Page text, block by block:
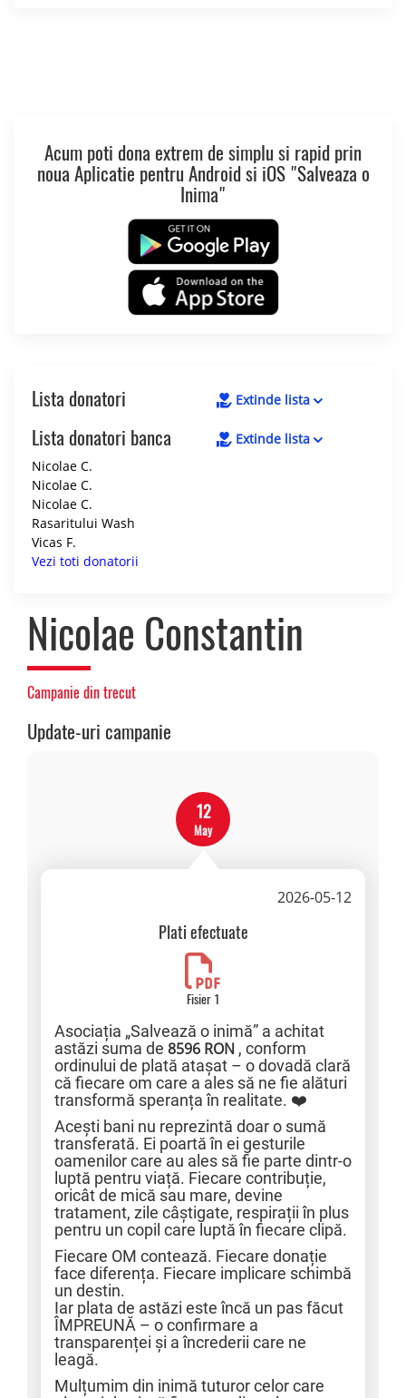
Acum poti dona extrem de simplu si rapid prin
noua Aplicatie pentru Android si iOS "Salveaza o
Inima"
Lista donatori Extinde lista
Lista donatori banca
Extinde lista
Nicolae C.
Nicolae C.
Nicolae C.
Rasaritului Wash
Vicas F.
Vezi toti donatorii
Nicolae Constantin
Campanie din trecut
Update-uri campanie
12
May
2026-05-12
Plati efectuate
Fisier 1
Asociația „Salvează o inimă” a achitat
astăzi suma de 8596 RON , conform
ordinului de plată atașat – o dovadă clară
că fiecare om care a ales să ne fie alături
transformă speranța în realitate. ❤️
Acești bani nu reprezintă doar o sumă
transferată. Ei poartă în ei gesturile
oamenilor care au ales să fie parte dintr-o
luptă pentru viață. Fiecare contribuție,
oricât de mică sau mare, devine
tratament, zile câștigate, respirații în plus
pentru un copil care luptă în fiecare clipă.
Fiecare OM contează. Fiecare donație
face diferența. Fiecare implicare schimbă
un destin.
Iar plata de astăzi este încă un pas făcut
ÎMPREUNĂ – o confirmare a
transparenței și a încrederii care ne
leagă.
Mulțumim din inimă tuturor celor care